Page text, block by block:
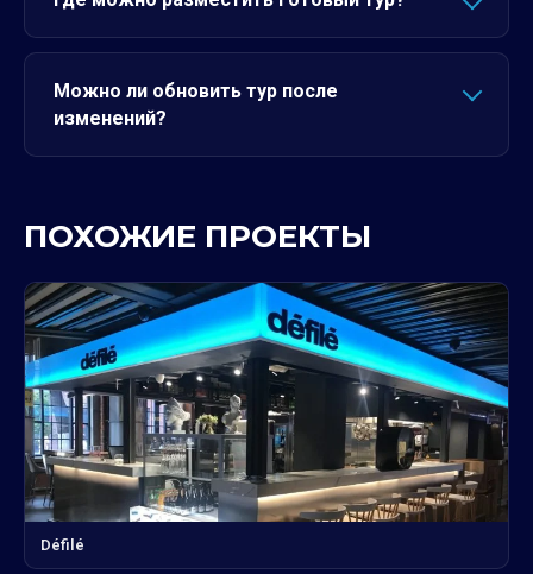
Можно ли обновить тур после
изменений?
ПОХОЖИЕ ПРОЕКТЫ
Défilé